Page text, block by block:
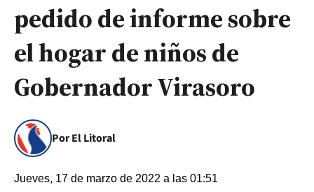
pedido de informe sobre
el hogar de niños de
Gobernador Virasoro
Por El Litoral
Jueves, 17 de marzo de 2022 a las 01:51